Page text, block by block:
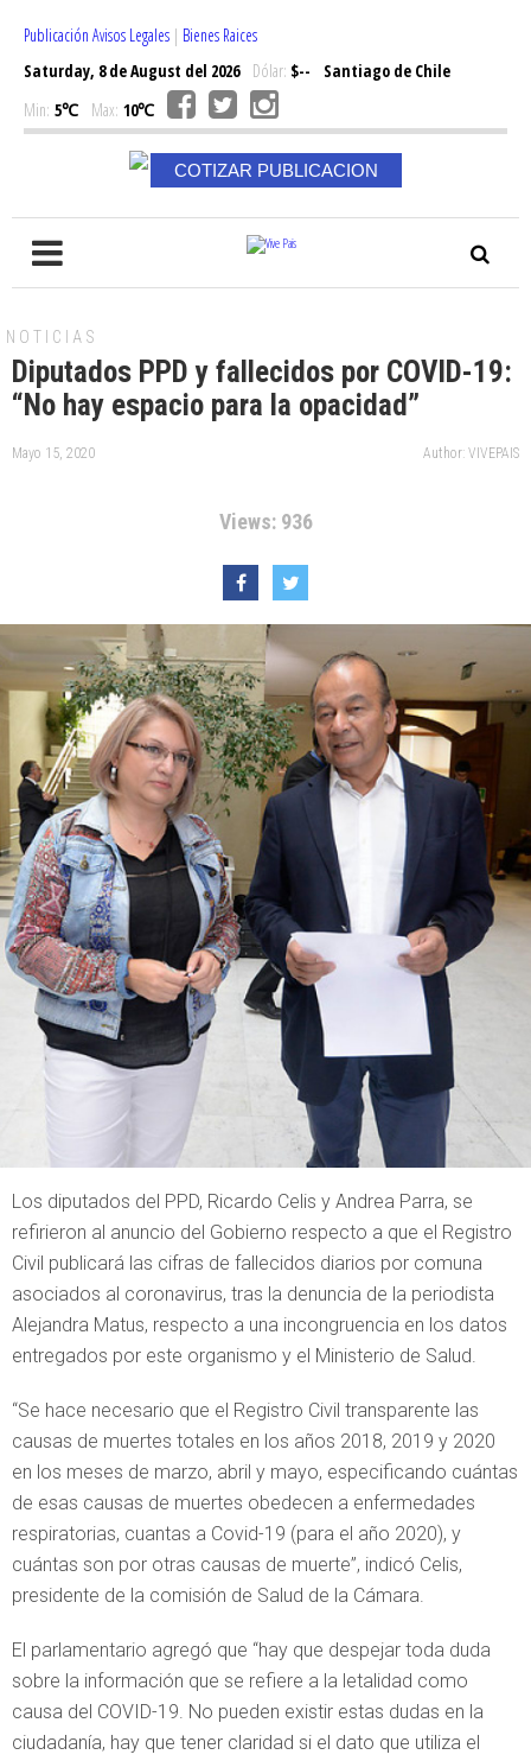
Publicación Avisos Legales | Bienes Raices
Saturday, 8 de August del 2026Dólar: $--
Santiago de Chile
Min: 5℃ Max: 10℃
COTIZAR PUBLICACION
NOTICIAS
Diputados PPD y fallecidos por COVID-19:
“No hay espacio para la opacidad”
Mayo 15, 2020 Author: VIVEPAIS
Views: 936
Los diputados del PPD, Ricardo Celis y Andrea Parra, se
refirieron al anuncio del Gobierno respecto a que el Registro
Civil publicará las cifras de fallecidos diarios por comuna
asociados al coronavirus, tras la denuncia de la periodista
Alejandra Matus, respecto a una incongruencia en los datos
entregados por este organismo y el Ministerio de Salud.
“Se hace necesario que el Registro Civil transparente las
causas de muertes totales en los años 2018, 2019 y 2020
en los meses de marzo, abril y mayo, especificando cuántas
de esas causas de muertes obedecen a enfermedades
respiratorias, cuantas a Covid-19 (para el año 2020), y
cuántas son por otras causas de muerte”, indicó Celis,
presidente de la comisión de Salud de la Cámara.
El parlamentario agregó que “hay que despejar toda duda
sobre la información que se refiere a la letalidad como
causa del COVID-19. No pueden existir estas dudas en la
ciudadanía, hay que tener claridad si el dato que utiliza el